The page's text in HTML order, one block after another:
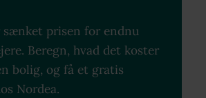
sænket prisen for endnu
Beregn, hvad det koster
bolig, og få et gratis
Nordea.